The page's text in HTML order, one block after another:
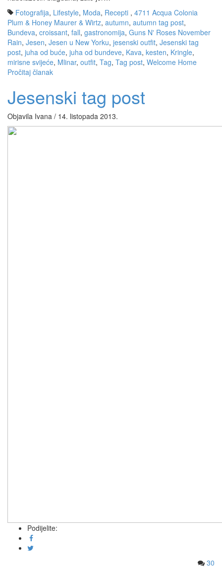
Fotografija, Lifestyle, Moda, Recepti , 4711 Acqua Colonia
Plum & Honey Maurer & Wirtz, autumn, autumn tag post,
Bundeva, croissant, fall, gastronomija, Guns N' Roses November
Rain, Jesen, Jesen u New Yorku, jesenski outfit, Jesenski tag
post, juha od buće, juha od bundeve, Kava, kesten, Kringle,
mirisne svijeće, Mlinar, outfit, Tag, Tag post, Welcome Home
Pročitaj članak
Jesenski tag post
Objavila Ivana / 14. listopada 2013.
Podijelite:
30